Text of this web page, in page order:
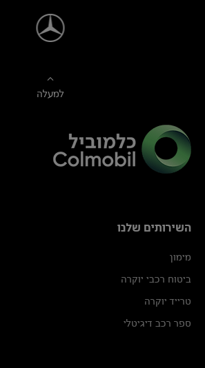
למעלה
השירותים שלנו
מימון
ביטוח רכבי יוקרה
טרייד יוקרה
ספר רכב דיגיטלי